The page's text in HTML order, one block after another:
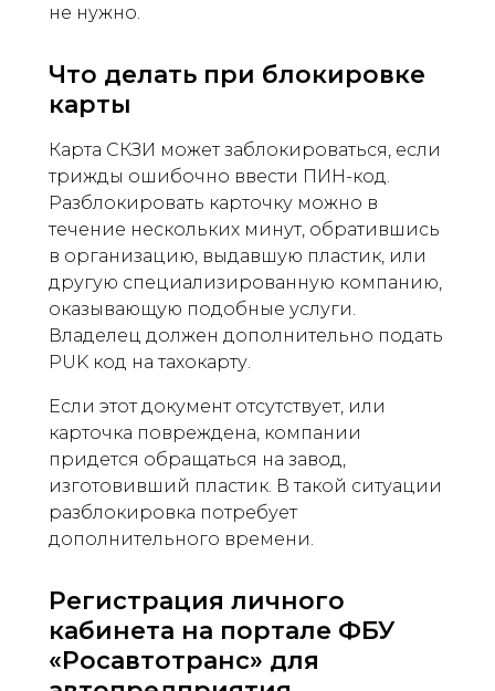
не нужно.
Что делать при блокировке
карты
Карта СКЗИ может заблокироваться, если
трижды ошибочно ввести ПИН-код.
Разблокировать карточку можно в
течение нескольких минут, обратившись
в организацию, выдавшую пластик, или
другую специализированную компанию,
оказывающую подобные услуги.
Владелец должен дополнительно подать
PUK код на тахокарту.
Если этот документ отсутствует, или
карточка повреждена, компании
придется обращаться на завод,
изготовивший пластик. В такой ситуации
разблокировка потребует
дополнительного времени.
Регистрация личного
кабинета на портале ФБУ
«Росавтотранс» для